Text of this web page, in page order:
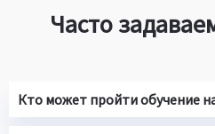
Часто
Кто может пройти обучение